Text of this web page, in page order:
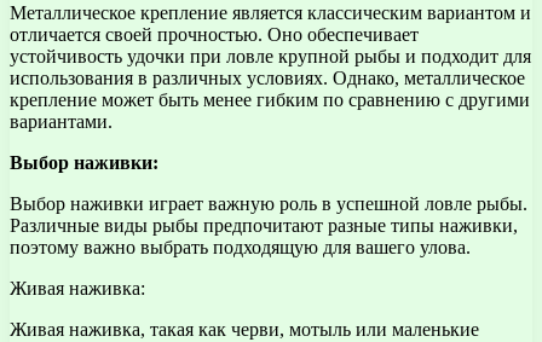
Металлическое крепление является классическим вариантом и
отличается своей прочностью. Оно обеспечивает
устойчивость удочки при ловле крупной рыбы и подходит для
использования в различных условиях. Однако, металлическое
крепление может быть менее гибким по сравнению с другими
вариантами.
Выбор наживки:
Выбор наживки играет важную роль в успешной ловле рыбы.
Различные виды рыбы предпочитают разные типы наживки,
поэтому важно выбрать подходящую для вашего улова.
Живая наживка:
Живая наживка, такая как черви, мотыль или маленькие